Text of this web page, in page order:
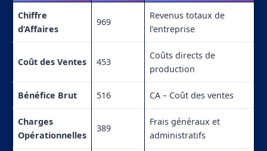
Chiffre
d’Affaires
969
Revenus totaux de
l’entreprise
Coût des Ventes 453
Coûts directs de
production
Bénéfice Brut 516 CA – Coût des ventes
Charges
Opérationnelles
389
Frais généraux et
administratifs